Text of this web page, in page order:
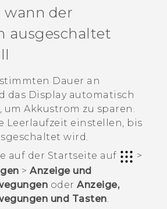
wann der
ausgeschaltet
Dauer an
das Display automatisch
um Akkustrom zu sparen.
Leerlaufzeit einstellen, bis
wird.
auf der Startseite auf
>
> Anzeige und
oder Anzeige,
und Tasten